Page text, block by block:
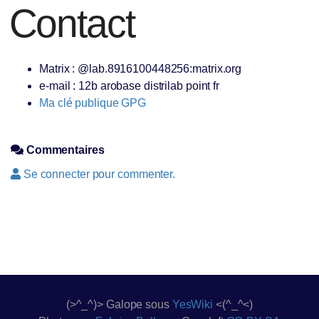
Contact
Matrix : @lab.8916100448256:matrix.org
e-mail : 12b arobase distrilab point fr
Ma clé publique GPG
Commentaires
Se connecter pour commenter.
(>^_^)> Galope sous YesWiki <(^_^<)